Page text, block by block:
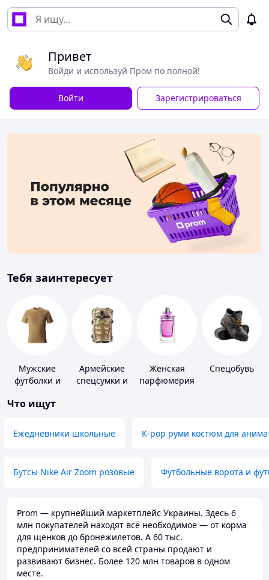
Привет
Войди и используй Пром по полной!
Войти Зарегистрироваться
Тебя заинтересует
Мужские
футболки и
Армейские
спецсумки и
Женская
парфюмерия
Спецобувь
Что ищут
Ежедневники школьные K-pop руми костюм для
Бутсы Nike Air Zoom розовые Футбольные ворота и
Prom — крупнейший маркетплейс Украины. Здесь 6
млн покупателей находят всё необходимое — от корма
для щенков до бронежилетов. А 60 тыс.
предпринимателей со всей страны продают и
развивают бизнес. Более 120 млн товаров в одном
месте.